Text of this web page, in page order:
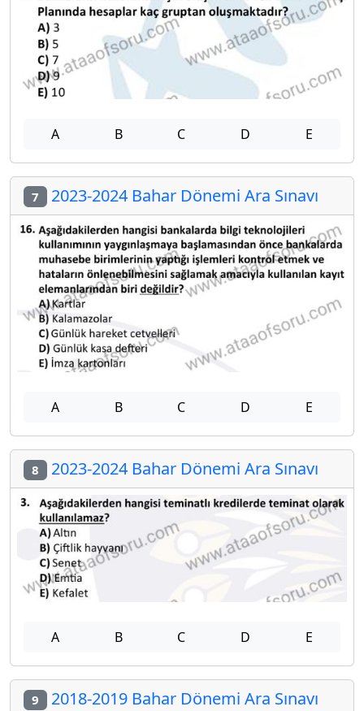
A B C D E
7 2023-2024 Bahar Dönemi Ara Sınavı
A B C D E
8 2023-2024 Bahar Dönemi Ara Sınavı
A B C D E
9 2018-2019 Bahar Dönemi Ara Sınavı